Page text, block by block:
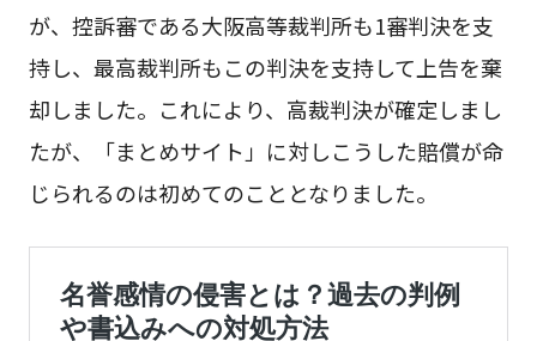
が、控訴審である大阪高等裁判所も1審判決を支
持し、最高裁判所もこの判決を支持して上告を棄
却しました。これにより、高裁判決が確定しまし
たが、「まとめサイト」に対しこうした賠償が命
じられるのは初めてのこととなりました。